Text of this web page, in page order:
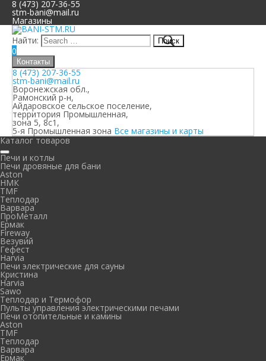
8 (473) 207-36-55
stm-bani@mail.ru
Магазины
Найти:
0
Контакты
8 (473) 207-36-55
stm-bani@mail.ru
Воронежская обл.,
Рамонский р-н,
Айдаровское сельское поселение,
территория Промышленная,
зона 5, 8с1,
5-я Промышленная зона Все магазины и карты
Каталог товаров
Печи и котлы
Печи дровяные для бани
Aston
НМК
TMF
Теплодар
Варвара
ПроМеталл
Ермак
Fireway
Везувий
Гефест
Harvia
Печи электрические для сауны
Кристина
Harvia
Sawo
Теплодар и Термофор
Пульты управления электрическими печами
Печи отопительные и камины
Aston
TMF
Теплодар
Варвара
Ермак